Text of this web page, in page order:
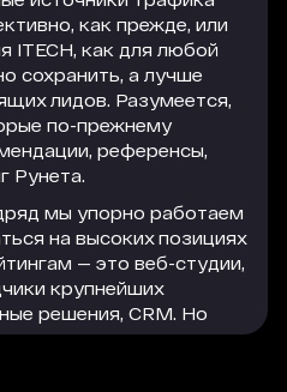
как прежде, или
ITECH, как для любой
сохранить, а лучше
лидов. Разумеется,
по-прежнему
референсы,
Рунета.
мы упорно работаем
на высоких позициях
— это веб-студии,
крупнейших
решения, CRM. Но
активно используем